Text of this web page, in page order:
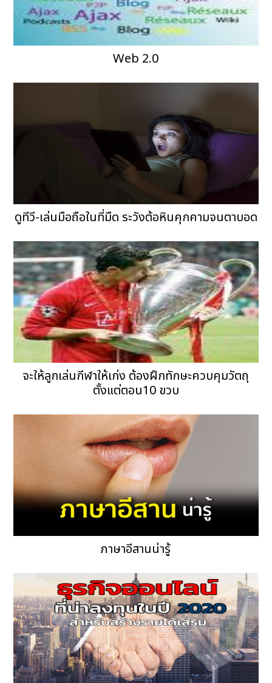
Web 2.0
ดูทีวี-เล่นมือถือในที่มืด ระวังต้อหินคุกคามจนตาบอด
จะให้ลูกเล่นกีฬาให้เก่ง ต้องฝึกทักษะควบคุมวัตถุ
ตั้งแต่ตอน10 ขวบ
ภาษาอีสานน่ารู้